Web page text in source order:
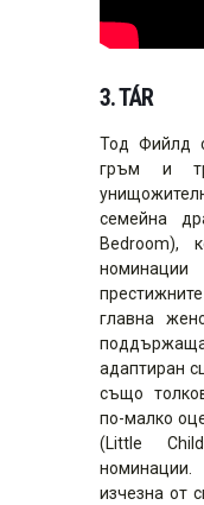
3.TÁR
Тод Фийлд
гръм и
семейна
Bedroom),
главна
адаптиран
също
по-малко
(Little
изчезна от